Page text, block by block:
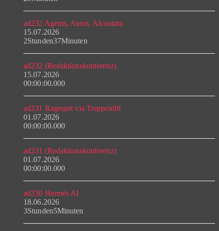
ad232 Agents, Autos, Alcantara
15.07.2026
2Stunden37Minuten
ad232 (Redaktionskonferenz)
15.07.2026
00:00:00.000
ad231 Ragequit via Treppenlift
01.07.2026
00:00:00.000
ad231 (Redaktionskonferenz)
01.07.2026
00:00:00.000
ad230 Hermès AI
18.06.2026
3Stunden5Minuten